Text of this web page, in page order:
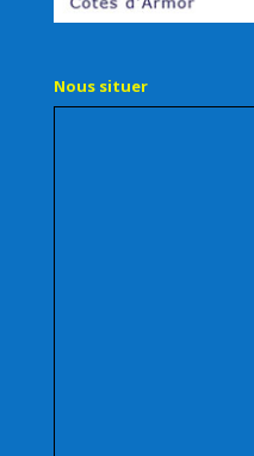
Nous situer